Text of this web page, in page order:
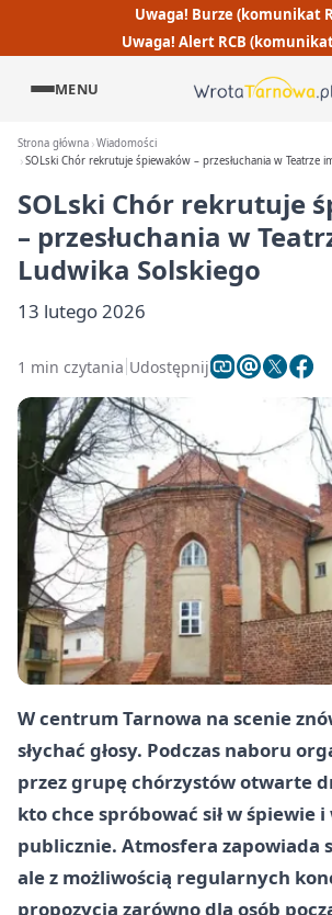
Uwaga! Burze (komunikat
Uwaga! Alert RCB (komunikat
MENU
Strona główna Wiadomości
SOLski Chór rekrutuje śpiewaków – przesłuchania w Teatrze
SOLski Chór rekrutuje
– przesłuchania w
Ludwika Solskiego
13 lutego 2026
1 min czytania Udostępnij
W centrum Tarnowa na scenie
słychać głosy. Podczas naboru
przez grupę chórzystów otwarte
kto chce spróbować sił w śpiewie
publicznie. Atmosfera zapowiada
ale z możliwością regularnych
propozycja zarówno dla osób